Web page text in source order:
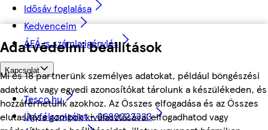
Adatvédelmi beállítások
Mi és 18 partnerünk személyes adatokat, például böngészési
adatokat vagy egyedi azonosítókat tárolunk a készülékeden, és
hozzáférhetünk azokhoz. Az Összes elfogadása és az Összes
elutasítása gombok kiválasztásával elfogadhatod vagy
Idősáv foglalása
Kedvenceim
ÁFÁ-s számla igénylés
Kapcsolat
Tesco.hu
Ügyfélszolgálat - 0680222333